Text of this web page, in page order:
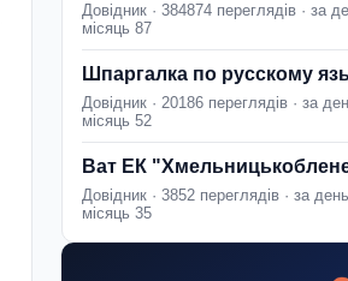
Довідник · 384874 переглядів · за
місяць 87
Шпаргалка по русскому
Довідник · 20186 переглядів · за
місяць 52
Ват ЕК
Довідник · 3852 переглядів · за
місяць 35